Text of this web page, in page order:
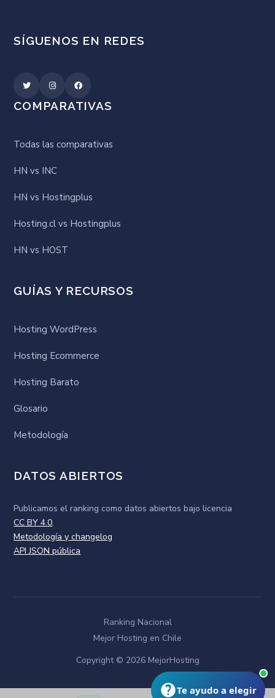
SÍGUENOS EN REDES
COMPARATIVAS
Todas las comparativas
HN vs INC
HN vs Hostingplus
Hosting.cl vs Hostingplus
HN vs HOST
GUÍAS Y RECURSOS
Hosting WordPress
Hosting Ecommerce
Hosting Barato
Glosario
Metodología
DATOS ABIERTOS
Publicamos el ranking como datos abiertos bajo licencia
CC BY 4.0.
Metodología y changelog
API JSON pública
Ranking Nacional
Mejor Hosting en Chile
Copyright © 2026 MejorHosting